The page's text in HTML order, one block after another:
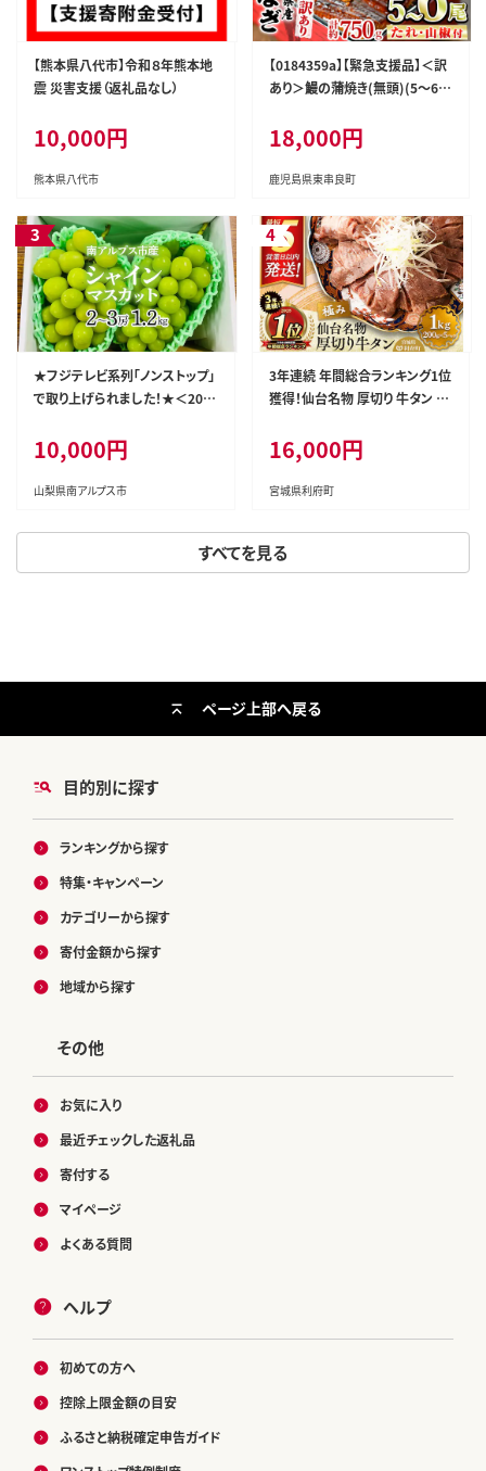
すべてを見る
【熊本県八代市】令和８年熊本地
震 災害支援（返礼品なし）
10,000円
熊本県八代市
【0184359a】【緊急支援品】＜訳
あり＞鰻の蒲焼き(無頭)(5～6
なぎ ウナギ 鰻 国産 蒲焼 蒲焼き
たれ 鹿児島 ふるさと 人気 支援
【アクアおおすみ】
18,000円
鹿児島県東串良町
★フジテレビ系列「ノンストップ」
で取り上げられました！★＜202
市産シャインマスカット1.2kg以
上（2～3房） クール便発送 ALPA
G007
10,000円
山梨県南アルプス市
3年連続 年間総合ランキング1位
獲得！仙台名物 厚切り 牛タン 塩
スライス 塩味 [牛タン タン塩 希
少 部位 タン中 タン元 塩ダレ タ
レ 小分け 仙台 名物 厚切 肉厚
ベキュー BBQ 宮城県 利府町 船
田食品]
16,000円
宮城県利府町
目的別に探す
ランキングから探す
特集・キャンペーン
カテゴリーから探す
寄付金額から探す
地域から探す
その他
お気に入り
最近チェックした返礼品
寄付する
マイページ
よくある質問
ヘルプ
初めての方へ
控除上限金額の目安
ふるさと納税確定申告ガイド
ページ上部へ戻る